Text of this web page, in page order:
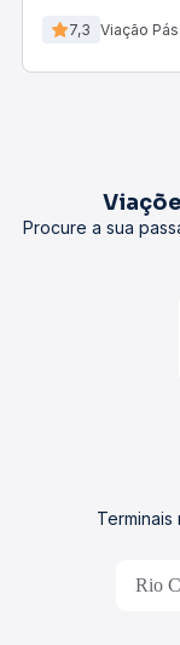
7,3 Viação
Procure a sua
Rio